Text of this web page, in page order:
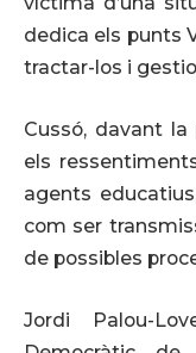
dedica els punts
tractar-los i
Cussó, davant
els
agents
com ser
de possibles
Jordi Palou-